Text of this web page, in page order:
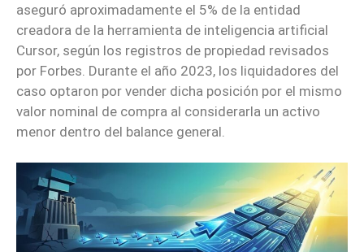
aseguró aproximadamente el 5% de la entidad
creadora de la herramienta de inteligencia artificial
Cursor, según los registros de propiedad revisados
por Forbes. Durante el año 2023, los liquidadores del
caso optaron por vender dicha posición por el mismo
valor nominal de compra al considerarla un activo
menor dentro del balance general.